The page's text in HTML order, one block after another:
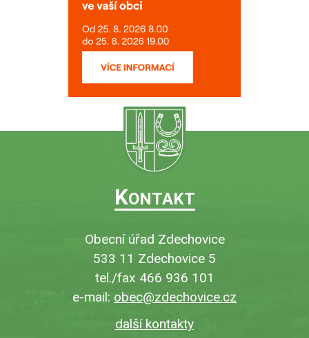
KONTAKT
Obecní úřad Zdechovice
533 11 Zdechovice 5
tel./fax 466 936 101
e-mail: obec@zdechovice.cz
další kontakty